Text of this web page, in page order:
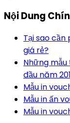
Nội Dung
Tại sao
giá rẻ?
Những
đầu năm
Mẫu in
Mẫu in ấn
Mẫu in